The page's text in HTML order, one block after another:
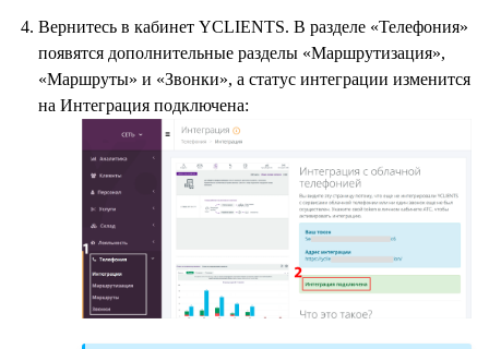
Вернитесь в кабинет YCLIENTS. В разделе «Телефония»
появятся дополнительные разделы «Маршрутизация»,
«Маршруты» и «Звонки», а статус интеграции изменится
на Интеграция подключена: